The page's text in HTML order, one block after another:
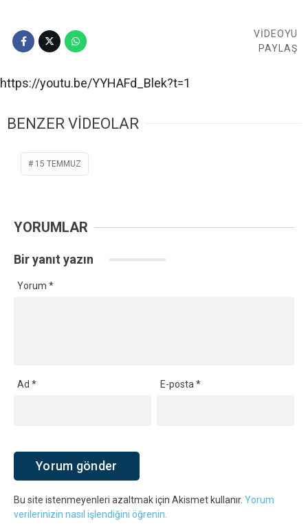
VİDEOYU
PAYLAŞ
https://youtu.be/YYHAFd_Blek?t=1
BENZER VİDEOLAR
15 TEMMUZ
YORUMLAR
Bir yanıt yazın
Yorum *
Ad * E-posta*
Bu site istenmeyenleri azaltmak için Akismet kullanır. Yorum
verilerinizin nasıl işlendiğini öğrenin.